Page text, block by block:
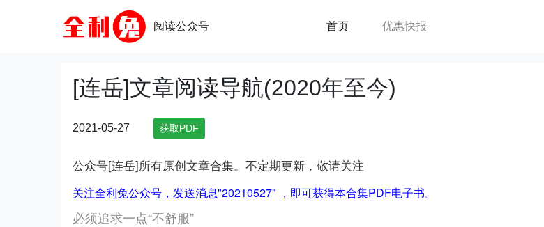
阅读公众号 首页 优惠快报
[连岳]文章阅读导航(2020年至今)
2021-05-27 获取PDF
公众号[连岳]所有原创文章合集。不定期更新，敬请关注
关注全利兔公众号，发送消息"20210527" ，即可获得本合集PDF电子书。
必须追求一点“不舒服”